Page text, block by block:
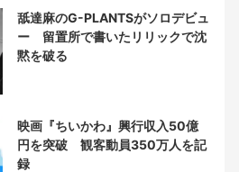
舐達麻のG-PLANTSがソロデビュ
ー 留置所で書いたリリックで沈
黙を破る
映画『ちいかわ』興行収入50億
円を突破 観客動員350万人を記
録